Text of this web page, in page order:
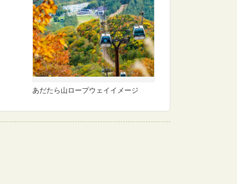
あだたら山ロープウェイイメージ